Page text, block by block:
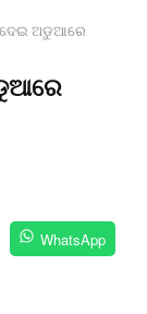
ଦେଇ ଅଡୁଆରେ
WhatsApp